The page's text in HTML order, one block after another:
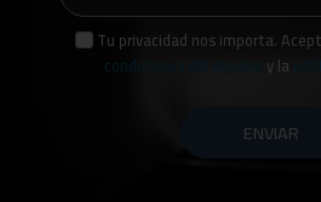
Tu privacidad nos importa.
condiciones del servicio
y la
ENVIAR